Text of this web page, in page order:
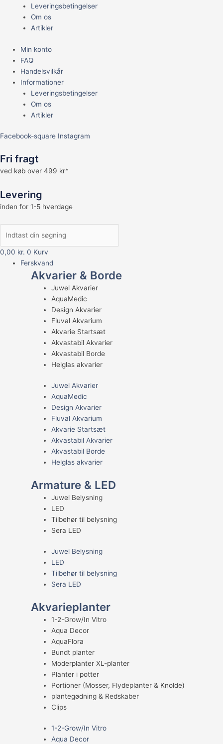
Leveringsbetingelser
Om os
Artikler
Min konto
FAQ
Handelsvilkår
Informationer
Leveringsbetingelser
Om os
Artikler
Facebook-square Instagram
Fri fragt
ved køb over 499 kr*
Levering
inden for 1-5 hverdage
0,00 kr. 0 Kurv
Ferskvand
Akvarier & Borde
Juwel Akvarier
AquaMedic
Design Akvarier
Fluval Akvarium
Akvarie Startsæt
Akvastabil Akvarier
Akvastabil Borde
Helglas akvarier
Juwel Akvarier
AquaMedic
Design Akvarier
Fluval Akvarium
Akvarie Startsæt
Akvastabil Akvarier
Akvastabil Borde
Helglas akvarier
Armature & LED
Juwel Belysning
LED
Tilbehør til belysning
Sera LED
Juwel Belysning
LED
Tilbehør til belysning
Sera LED
Akvarieplanter
1-2-Grow/In Vitro
Aqua Decor
AquaFlora
Bundt planter
Moderplanter XL-planter
Planter i potter
Portioner (Mosser, Flydeplanter & Knolde)
plantegødning & Redskaber
Clips
1-2-Grow/In Vitro
Aqua Decor